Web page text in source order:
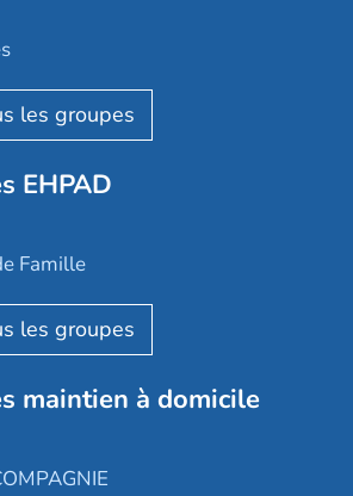
d'Arcadie
EHPAD
Famille
maintien à domicile